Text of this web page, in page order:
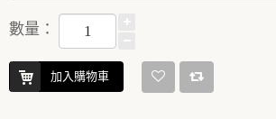
數量：
加入購物車